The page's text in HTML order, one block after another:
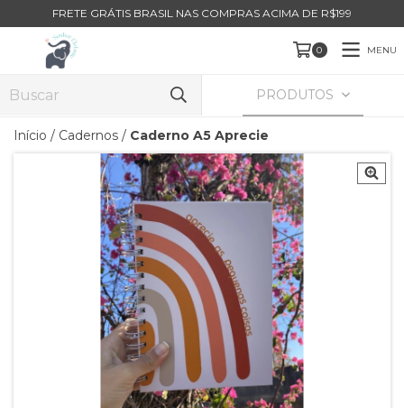
FRETE GRÁTIS BRASIL NAS COMPRAS ACIMA DE R$199
0 MENU
PRODUTOS
Início / Cadernos / Caderno A5 Aprecie